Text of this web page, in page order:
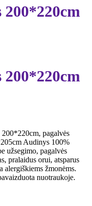
pagalvės
Audinys 100%
užsegimo, pagalvės
pralaidus orui, atsparus
žmonėms.
nuotraukoje.